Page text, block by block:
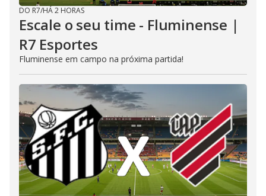
DO R7/HÁ 2 HORAS
Escale o seu time - Fluminense |
R7 Esportes
Fluminense em campo na próxima partida!